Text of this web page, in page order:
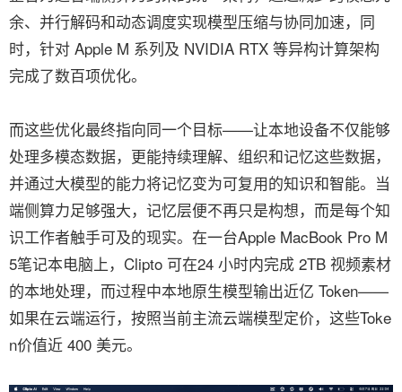
余、并行解码和动态调度实现模型压缩与协同加速，同
时，针对 Apple M 系列及 NVIDIA RTX 等异构计算架构
完成了数百项优化。
而这些优化最终指向同一个目标——让本地设备不仅能够
处理多模态数据，更能持续理解、组织和记忆这些数据，
并通过大模型的能力将记忆变为可复用的知识和智能。当
端侧算力足够强大，记忆层便不再只是构想，而是每个知
识工作者触手可及的现实。在一台Apple MacBook Pro M
5笔记本电脑上，Clipto 可在24 小时内完成 2TB 视频素材
的本地处理，而过程中本地原生模型输出近亿 Token——
如果在云端运行，按照当前主流云端模型定价，这些Toke
n价值近 400 美元。